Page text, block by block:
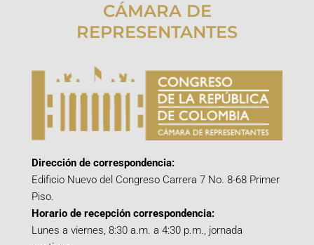
CÁMARA DE
REPRESENTANTES
Dirección de correspondencia:
Edificio Nuevo del Congreso Carrera 7 No. 8-68 Primer
Piso.
Horario de recepción correspondencia:
Lunes a viernes, 8:30 a.m. a 4:30 p.m., jornada